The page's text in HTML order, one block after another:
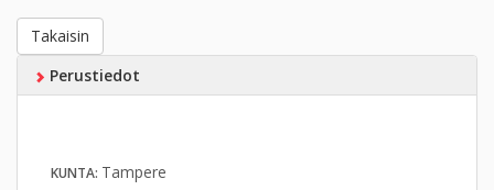
Takaisin
Perustiedot
KUNTA: Tampere